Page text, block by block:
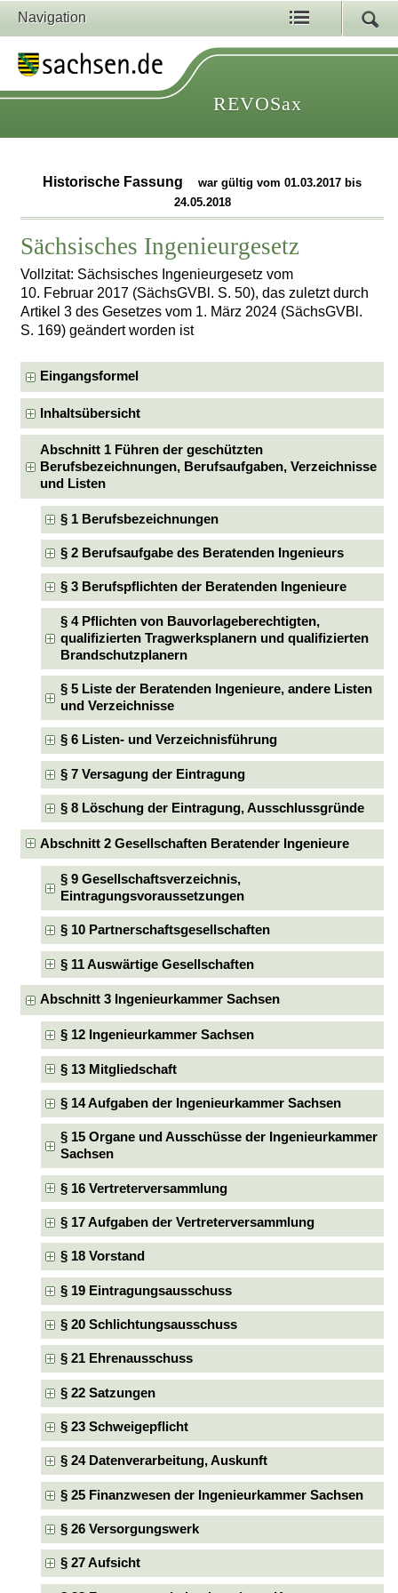
Navigation
REVOSax
Historische Fassung
war gültig vom 01.03.2017 bis
24.05.2018
Sächsisches Ingenieurgesetz
Vollzitat: Sächsisches Ingenieurgesetz vom
10. Februar 2017 (SächsGVBl. S. 50), das zuletzt durch
Artikel 3 des Gesetzes vom 1. März 2024 (SächsGVBl.
S. 169) geändert worden ist
Eingangsformel
Inhaltsübersicht
Abschnitt 1 Führen der geschützten
Berufsbezeichnungen, Berufsaufgaben, Verzeichnisse
und Listen
§ 1 Berufsbezeichnungen
§ 2 Berufsaufgabe des Beratenden Ingenieurs
§ 3 Berufspflichten der Beratenden Ingenieure
§ 4 Pflichten von Bauvorlageberechtigten,
qualifizierten Tragwerksplanern und qualifizierten
Brandschutzplanern
§ 5 Liste der Beratenden Ingenieure, andere Listen
und Verzeichnisse
§ 6 Listen- und Verzeichnisführung
§ 7 Versagung der Eintragung
§ 8 Löschung der Eintragung, Ausschlussgründe
Abschnitt 2 Gesellschaften Beratender Ingenieure
§ 9 Gesellschaftsverzeichnis,
Eintragungsvoraussetzungen
§ 10 Partnerschaftsgesellschaften
§ 11 Auswärtige Gesellschaften
Abschnitt 3 Ingenieurkammer Sachsen
§ 12 Ingenieurkammer Sachsen
§ 13 Mitgliedschaft
§ 14 Aufgaben der Ingenieurkammer Sachsen
§ 15 Organe und Ausschüsse der Ingenieurkammer
Sachsen
§ 16 Vertreterversammlung
§ 17 Aufgaben der Vertreterversammlung
§ 18 Vorstand
§ 19 Eintragungsausschuss
§ 20 Schlichtungsausschuss
§ 21 Ehrenausschuss
§ 22 Satzungen
§ 23 Schweigepflicht
§ 24 Datenverarbeitung, Auskunft
§ 25 Finanzwesen der Ingenieurkammer Sachsen
§ 26 Versorgungswerk
§ 27 Aufsicht